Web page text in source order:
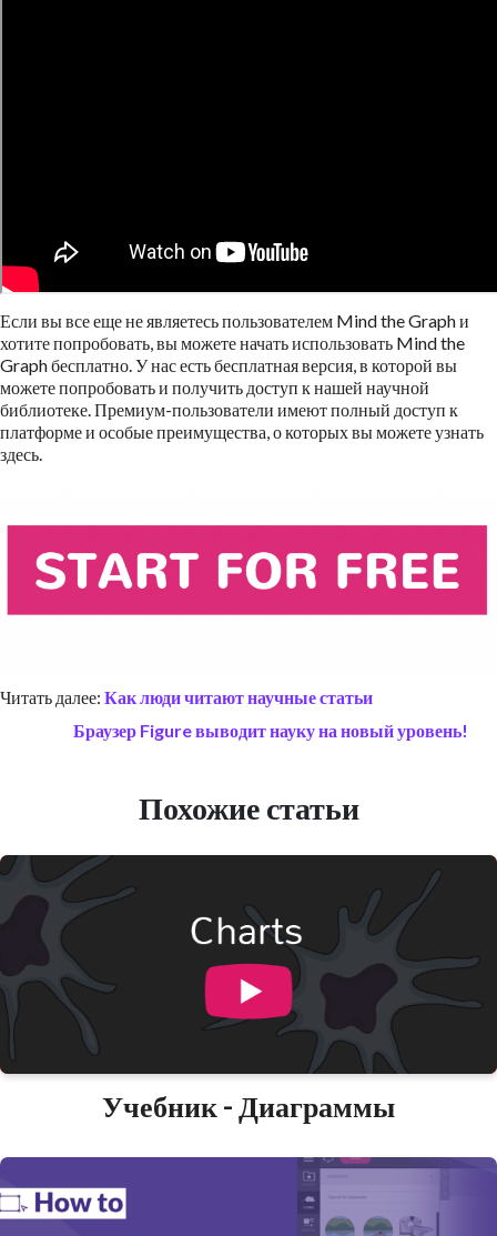
Если вы все еще не являетесь пользователем Mind the Graph и
хотите попробовать, вы можете начать использовать Mind the
Graph бесплатно. У нас есть бесплатная версия, в которой вы
можете попробовать и получить доступ к нашей научной
библиотеке. Премиум-пользователи имеют полный доступ к
платформе и особые преимущества, о которых вы можете узнать
здесь.
Читать далее: Как люди читают научные статьи
Браузер Figure выводит науку на новый уровень!
Похожие статьи
Учебник - Диаграммы